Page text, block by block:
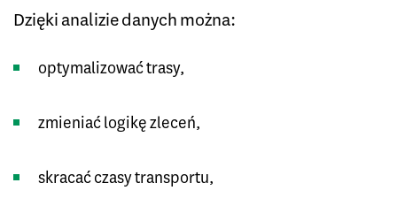
Dzięki analizie danych można:
optymalizować trasy,
zmieniać logikę zleceń,
skracać czasy transportu,